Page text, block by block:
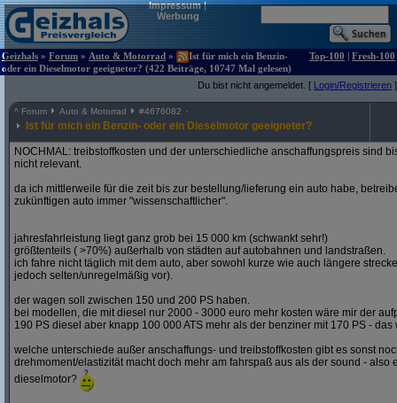
Impressum|
Werbung
Geizhals » Forum » Auto & Motorrad »
Ist für mich ein Benzin-
oder ein Dieselmotor geeigneter? (422 Beiträge, 10747 Mal gelesen)
Top-100 | Fresh-100
Du bist nicht angemeldet. [ Login/Registrieren ]
^ Forum Auto & Motorrad #4676082
Ist für mich ein Benzin- oder ein Dieselmotor geeigneter?
NOCHMAL: treibstoffkosten und der unterschiedliche anschaffungspreis sind
nicht relevant.
da ich mittlerweile für die zeit bis zur bestellung/lieferung ein auto habe,
zukünftigen auto immer "wissenschaftlicher".
jahresfahrleistung liegt ganz grob bei 15 000 km (schwankt sehr!)
größtenteils ( >70%) außerhalb von städten auf autobahnen und landstraßen.
ich fahre nicht täglich mit dem auto, aber sowohl kurze wie auch längere
jedoch selten/unregelmäßig vor).
der wagen soll zwischen 150 und 200 PS haben.
bei modellen, die mit diesel nur 2000 - 3000 euro mehr kosten wäre mir der
190 PS diesel aber knapp 100 000 ATS mehr als der benziner mit 170 PS - das
welche unterschiede außer anschaffungs- und treibstoffkosten gibt es sonst
drehmoment/elastizität macht doch mehr am fahrspaß aus als der sound - also
dieselmotor?